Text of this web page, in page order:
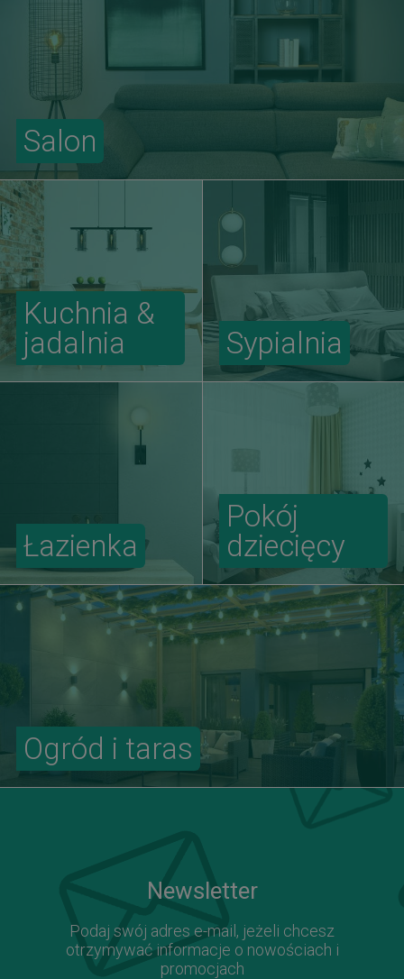
Salon
Kuchnia &
jadalnia
Sypialnia
Ogród i taras
Łazienka
Pokój
dziecięcy
Newsletter
Podaj swój adres e-mail, jeżeli chcesz
otrzymywać informacje o nowościach i
promocjach